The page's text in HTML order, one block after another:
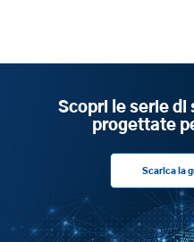
Scopri le serie
progettate
Scarica la